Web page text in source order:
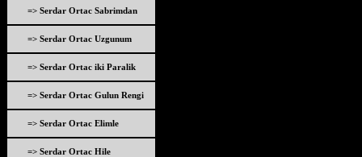
=> Serdar Ortac Sabrimdan
=> Serdar Ortac Uzgunum
=> Serdar Ortac iki Paralik
=> Serdar Ortac Gulun Rengi
=> Serdar Ortac Elimle
=> Serdar Ortac Hile